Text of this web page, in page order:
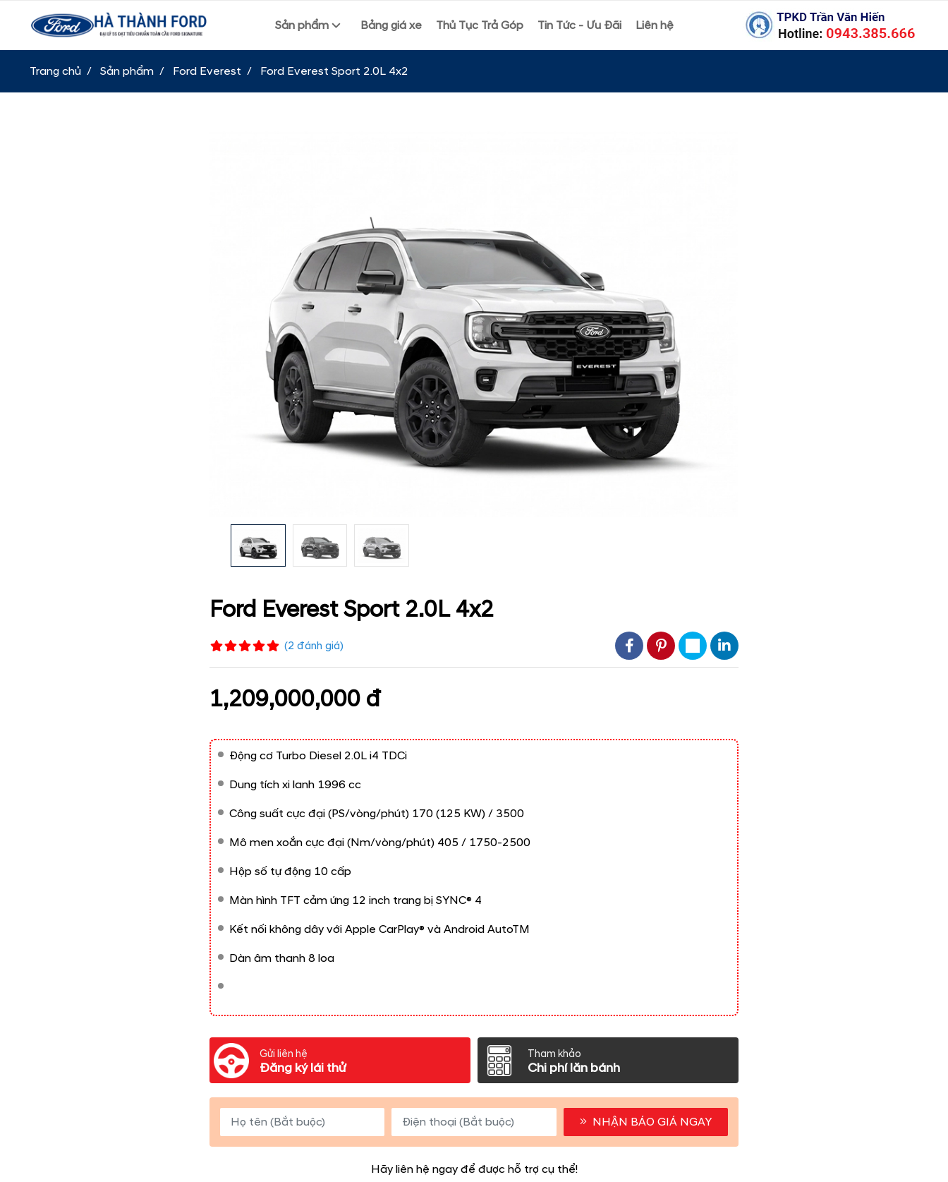
Sản phẩm Bảng giá xe Thủ Tục Trả Góp Tin Tức - Ưu Đãi Liên hệ
Trang chủ Sản phẩm Ford Everest Ford Everest Sport 2.0L 4x2
Ford Everest Sport 2.0L 4x2
(2 đánh giá)
1,209,000,000 đ
Động cơ Turbo Diesel 2.0L i4 TDCi
Dung tích xi lanh 1996 cc
Công suất cực đại (PS/vòng/phút) 170 (125 KW) / 3500
Mô men xoắn cực đại (Nm/vòng/phút) 405 / 1750-2500
Hộp số tự động 10 cấp
Màn hình TFT cảm ứng 12 inch trang bị SYNC® 4
Kết nối không dây với Apple CarPlay® và Android AutoTM
Dàn âm thanh 8 loa
Gửi liên hệ
Đăng ký lái thử
Tham khảo
Chi phí lăn bánh
NHẬN BÁO GIÁ NGAY
Hãy liên hệ ngay để được hỗ trợ cụ thể!